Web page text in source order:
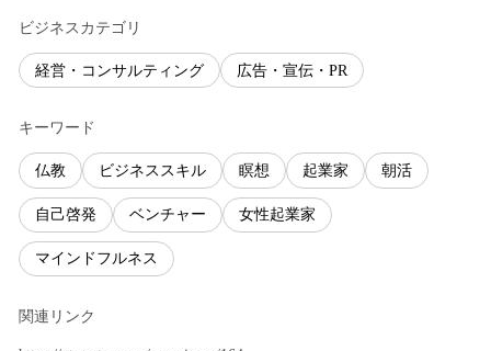
ビジネスカテゴリ
経営・コンサルティング 広告・宣伝・PR
キーワード
仏教 ビジネススキル 瞑想 起業家 朝活
自己啓発 ベンチャー 女性起業家
マインドフルネス
関連リンク